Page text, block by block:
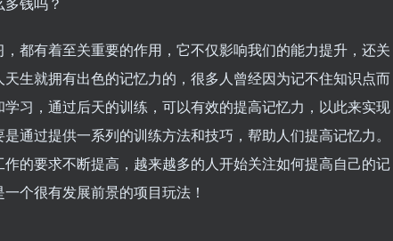
都有着至关重要的作用，它不仅影响我们的能力提升，还关
生就拥有出色的记忆力的，很多人曾经因为记不住知识点而
习，通过后天的训练，可以有效的提高记忆力，以此来实现
通过提供一系列的训练方法和技巧，帮助人们提高记忆力。
的要求不断提高，越来越多的人开始关注如何提高自己的记
个很有发展前景的项目玩法！